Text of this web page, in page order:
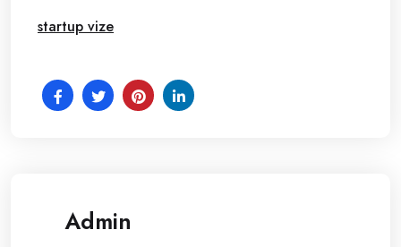
startup vize
Admin